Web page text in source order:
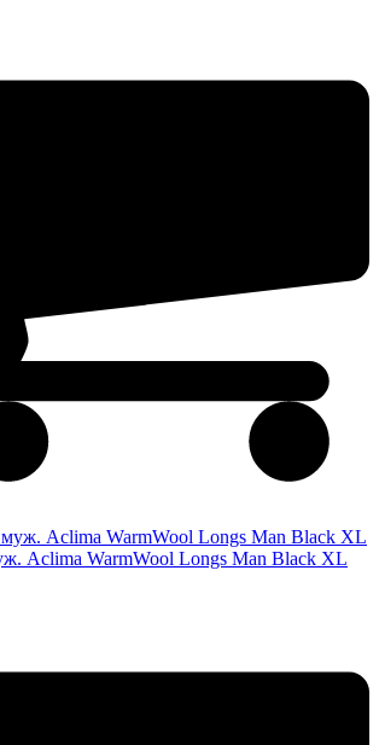
Aclima WarmWool Longs Man Black XL